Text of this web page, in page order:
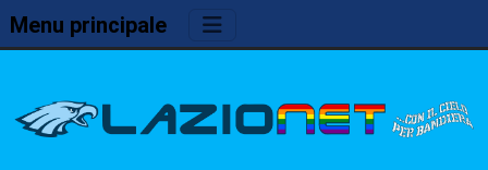
Menu principale